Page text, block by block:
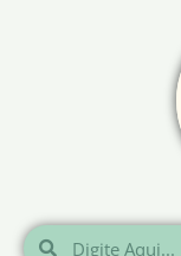
Pesquisar
Pesquisar